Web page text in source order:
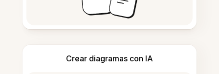
Crear diagramas con IA